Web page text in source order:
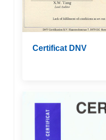
Certificat DNV